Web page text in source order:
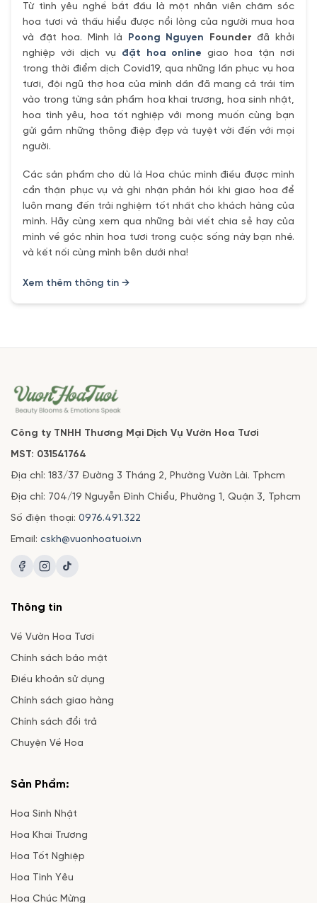
Từ tình yêu nghề bắt đầu là một nhân viên chăm sóc
hoa tươi và thấu hiểu được nổi lòng của người mua hoa
và đặt hoa. Mình là
Poong Nguyen Founder đã khởi
nghiệp với dịch vụ đặt hoa online giao hoa tận nơi
trong thời điểm dịch Covid19, qua những lần phục vụ hoa
tươi, đội ngũ thợ hoa của mình dần đã mang cả trái tím
vào trong từng sản phẩm hoa khai trương, hoa sinh nhật,
hoa tình yêu, hoa tốt nghiệp với mong muốn cùng bạn
gửi gắm những thông điệp đẹp và tuyệt vời đến với mọi
người.
Các sản phẩm cho dù là Hoa chúc mình điều được mình
cẩn thận phục vụ và ghi nhận phản hồi khi giao hoa để
luôn mang đến trải nghiệm tốt nhất cho khách hàng của
mình. Hãy cùng xem qua những bài viết chia sẻ hay của
mình về góc nhìn hoa tươi trong cuộc sống này bạn nhé.
và kết nối cùng mình bên dưới nha!
Xem thêm thông tin →
Công ty TNHH Thương Mại Dịch Vụ Vườn Hoa Tươi
MST: 031541764
Địa chỉ: 183/37 Đường 3 Tháng 2, Phường Vườn Lài. Tphcm
Địa chỉ: 704/19 Nguyễn Đình Chiểu, Phường 1, Quận 3, Tphcm
Số điện thoại: 0976.491.322
Email: cskh@vuonhoatuoi.vn
Thông tin
Về Vườn Hoa Tươi
Chính sách bảo mật
Điều khoản sử dụng
Chính sách giao hàng
Chính sách đổi trả
Chuyện Về Hoa
Sản Phẩm:
Hoa Sinh Nhật
Hoa Khai Trương
Hoa Tốt Nghiệp
Hoa Tình Yêu
Hoa Chúc Mừng